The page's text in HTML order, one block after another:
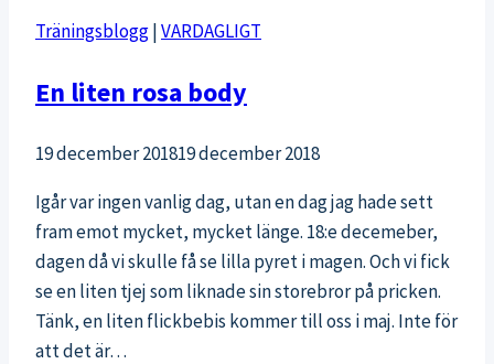
Träningsblogg|VARDAGLIGT
En liten rosa body
19 december 201819 december 2018
Igår var ingen vanlig dag, utan en dag jag hade sett
fram emot mycket, mycket länge. 18:e decemeber,
dagen då vi skulle få se lilla pyret i magen. Och vi fick
se en liten tjej som liknade sin storebror på pricken.
Tänk, en liten flickbebis kommer till oss i maj. Inte för
att det är…